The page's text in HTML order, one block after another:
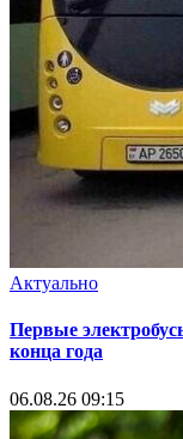
Актуально
Первые
конца года
06.08.26 09:15